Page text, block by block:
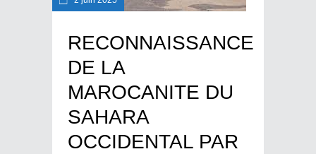
RECONNAISSANCE
DE LA
MAROCANITE DU
SAHARA
OCCIDENTAL PAR